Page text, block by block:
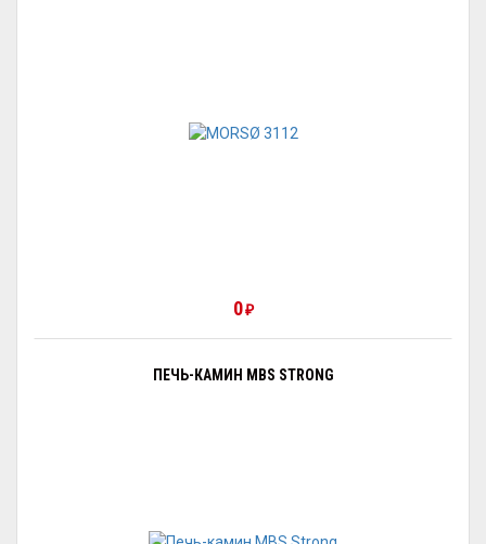
0₽
ПЕЧЬ-КАМИН MBS STRONG